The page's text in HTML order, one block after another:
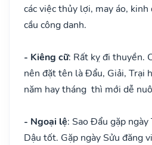
các việc thủy lợi, may áo,
cầu công danh.
- Kiêng cữ: Rất kỵ đi thuyền.
nên đặt tên là Đẩu, Giải, Trại
năm hay tháng thì mới dễ
- Ngoại lệ: Sao Đẩu gặp
Dậu tốt. Gặp ngày Sửu đăng